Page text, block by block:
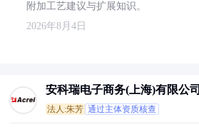
附加工艺建议与扩展知识。
2026年8月4日
安科瑞电子商务(上海)有限公司
法人:朱芳 通过主体资质核查